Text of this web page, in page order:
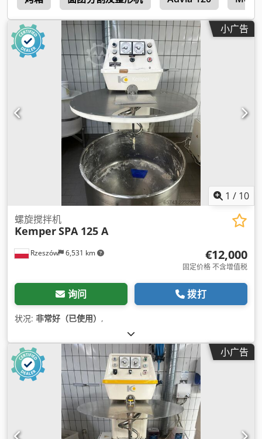
小广告
1 / 10
Rzeszów 6,531 km
螺旋搅拌机
KemperSPA 125 A
€12,000
固定价格 不含增值税
询问 拨打
状况: 非常好（已使用） ,
小广告